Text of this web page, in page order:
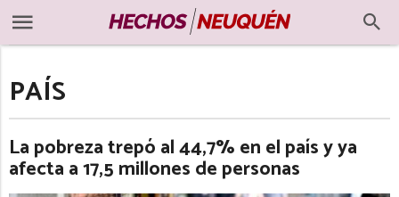
PAÍS
La pobreza trepó al 44,7% en el país y ya
afecta a 17,5 millones de personas